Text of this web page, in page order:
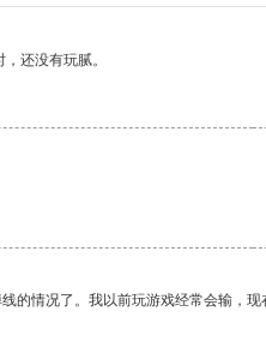
还没有玩腻。
的情况了。我以前玩游戏经常会输，现